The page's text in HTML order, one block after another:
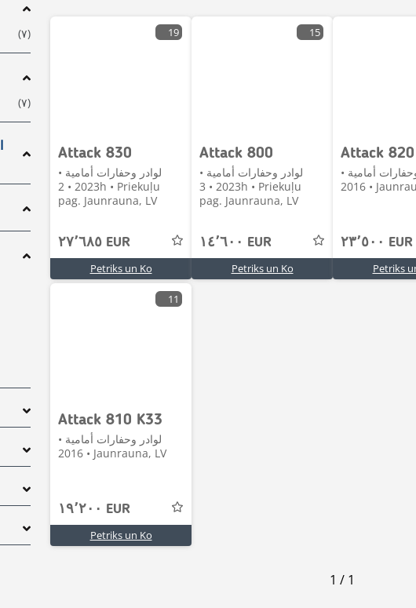
19
Attack 830
لوادر وحفارات أمامية •
2023 • 2h • Priekuļu
pag. Jaunrauna, LV
٢٧٬٦٨٥ EUR
Petriks un Ko
15
Attack 800
لوادر وحفارات أمامية •
2023 • 3h • Priekuļu
pag. Jaunrauna, LV
١٤٬٦٠٠ EUR
Petriks un Ko
Attack
أمامية •
2016 •
٢٣٬٥٠٠ EUR
Petriks
11
Attack 810 K33
لوادر وحفارات أمامية •
2016 • Jaunrauna, LV
١٩٬٢٠٠ EUR
Petriks un Ko
1 / 1